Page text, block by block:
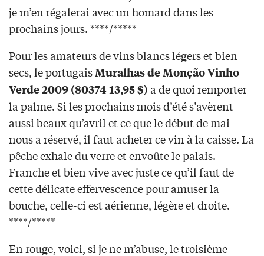
je m’en régalerai avec un homard dans les
prochains jours. ****/*****
Pour les amateurs de vins blancs légers et bien
secs, le portugaisMuralhas de Monção Vinho
Verde 2009 (80374 13,95 $) a de quoi remporter
la palme. Si les prochains mois d’été s’avèrent
aussi beaux qu’avril et ce que le début de mai
nous a réservé, il faut acheter ce vin à la caisse. La
pêche exhale du verre et envoûte le palais.
Franche et bien vive avec juste ce qu’il faut de
cette délicate effervescence pour amuser la
bouche, celle-ci est aérienne, légère et droite.
****/*****
En rouge, voici, si je ne m’abuse, le troisième